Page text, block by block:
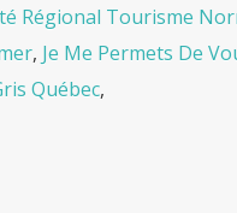
Régional Tourisme
, Je Me Permets De
Québec,